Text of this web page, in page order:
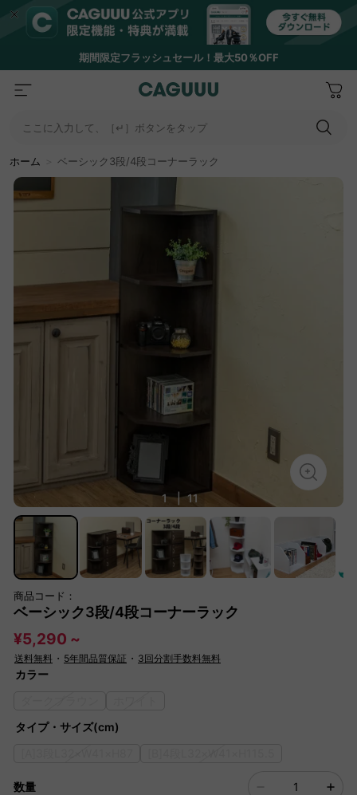
期間限定フラッシュセール！最大50％OFF
ここに入力して、［↵］ボタンをタップ
ホーム ベーシック3段/4段コーナーラック
1 | 11
商品コード：
ベーシック3段/4段コーナーラック
¥5,290 ~
送料無料 ・ 5年間品質保証 ・ 3回分割手数料無料
カラー
タイプ・サイズ(cm)
数量